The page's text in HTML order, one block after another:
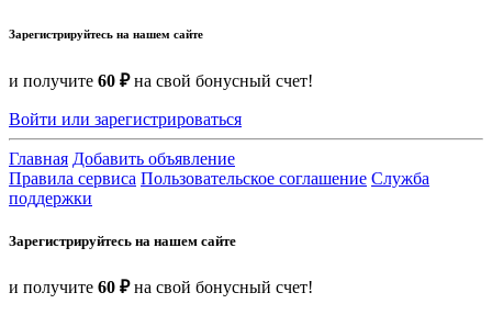
Зарегистрируйтесь на нашем сайте
и получите 60 ₽на свой бонусный счет!
Войти или зарегистрироваться
Главная Добавить объявление
Правила сервиса Пользовательское соглашение Служба
поддержки
Зарегистрируйтесь на нашем сайте
и получите 60 ₽на свой бонусный счет!